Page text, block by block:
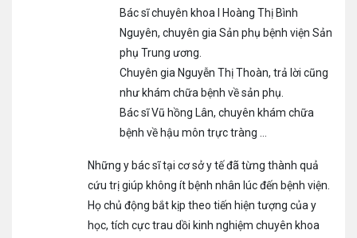
Bác sĩ chuyên khoa I Hoàng Thị Bình
Nguyên, chuyên gia Sản phụ bệnh viện Sản
phụ Trung ương.
Chuyên gia Nguyễn Thị Thoàn, trả lời cũng
như khám chữa bệnh về sản phụ.
Bác sĩ Vũ hồng Lân, chuyên khám chữa
bệnh về hậu môn trực tràng …
Những y bác sĩ tại cơ sở y tế đã từng thành quả
cứu trị giúp không ít bệnh nhân lúc đến bệnh viện.
Họ chủ động bắt kịp theo tiến hiện tượng của y
học, tích cực trau dồi kinh nghiệm chuyên khoa